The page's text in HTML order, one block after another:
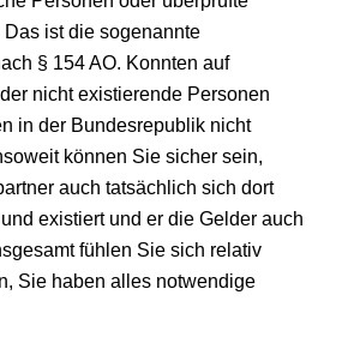
Das ist die sogenannte
§ 154 AO. Konnten auf
nicht existierende Personen
in der Bundesrepublik nicht
können Sie sicher sein,
auch tatsächlich sich dort
existiert und er die Gelder auch
fühlen Sie sich relativ
Sie haben alles notwendige